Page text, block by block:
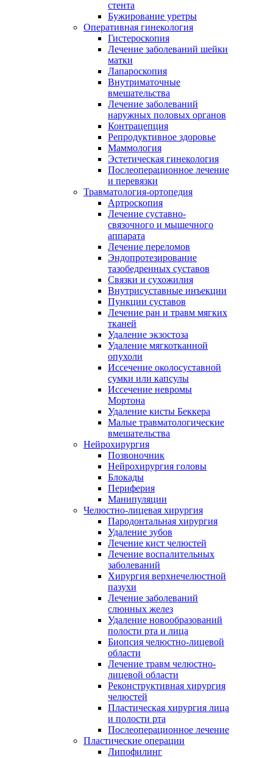
стента
Бужирование уретры
Оперативная гинекология
Гистероскопия
Лечение заболеваний шейки
матки
Лапароскопия
Внутриматочные
вмешательства
Лечение заболеваний
наружных половых органов
Контрацепция
Репродуктивное здоровье
Маммология
Эстетическая гинекология
Послеоперационное лечение
и перевязки
Травматология-ортопедия
Артроскопия
Лечение суставно-
связочного и мышечного
аппарата
Лечение переломов
Эндопротезирование
тазобедренных суставов
Связки и сухожилия
Внутрисуставные инъекции
Пункции суставов
Лечение ран и травм мягких
тканей
Удаление экзостоза
Удаление мягкотканной
опухоли
Иссечение околосуставной
сумки или капсулы
Иссечение невромы
Мортона
Удаление кисты Беккера
Малые травматологические
вмешательства
Нейрохирургия
Позвоночник
Нейрохирургия головы
Блокады
Периферия
Манипуляции
Челюстно-лицевая хирургия
Пародонтальная хирургия
Удаление зубов
Лечение кист челюстей
Лечение воспалительных
заболеваний
Хирургия верхнечелюстной
пазухи
Лечение заболеваний
слюнных желез
Удаление новообразований
полости рта и лица
Биопсия челюстно-лицевой
области
Лечение травм челюстно-
лицевой области
Реконструктивная хирургия
челюстей
Пластическая хирургия лица
и полости рта
Послеоперационное лечение
Пластические операции
Липофилинг